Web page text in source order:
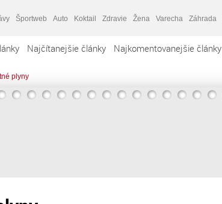
Športweb Auto Koktail Zdravie Žena Varecha Záhrada
Najčítanejšie články Najkomentovanejšie články
plyny